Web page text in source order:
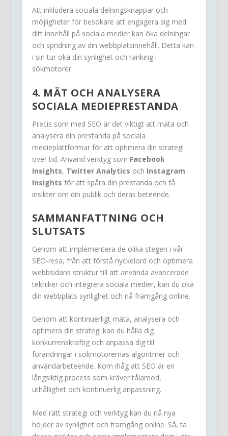
Att inkludera sociala delningsknappar och
möjligheter för besökare att engagera sig med
ditt innehåll på sociala medier kan öka delningar
och spridning av din webbplatsinnehåll. Detta kan
i sin tur öka din synlighet och ranking i
sökmotorer.
4. MÄT OCH ANALYSERA
SOCIALA MEDIEPRESTANDA
Precis som med SEO är det viktigt att mäta och
analysera din prestanda på sociala
medieplattformar för att optimera din strategi
över tid. Använd verktyg som Facebook
Insights, Twitter Analytics och Instagram
Insights för att spåra din prestanda och få
insikter om din publik och deras beteende.
SAMMANFATTNING OCH
SLUTSATS
Genom att implementera de olika stegen i vår
SEO-resa, från att förstå nyckelord och optimera
webbsidans struktur till att använda avancerade
tekniker och integrera sociala medier, kan du öka
din webbplats synlighet och nå framgång online.
Genom att kontinuerligt mäta, analysera och
optimera din strategi kan du hålla dig
konkurrenskraftig och anpassa dig till
förändringar i sökmotorernas algoritmer och
användarbeteende. Kom ihåg att SEO är en
långsiktig process som kräver tålamod,
uthållighet och kontinuerlig anpassning.
Med rätt strategi och verktyg kan du nå nya
höjder av synlighet och framgång online. Så, ta